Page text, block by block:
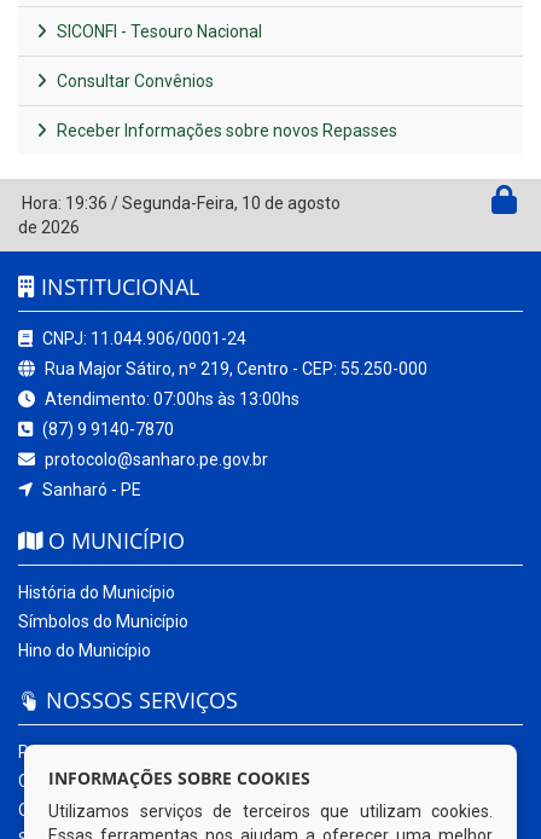
SICONFI - Tesouro Nacional
Consultar Convênios
Receber Informações sobre novos Repasses
Hora: 19:36 /Segunda-Feira, 10 de agosto
de 2026
INSTITUCIONAL
CNPJ: 11.044.906/0001-24
Rua Major Sátiro, nº 219, Centro - CEP: 55.250-000
Atendimento: 07:00hs às 13:00hs
(87) 9 9140-7870
protocolo@sanharo.pe.gov.br
Sanharó - PE
O MUNICÍPIO
História do Município
Símbolos do Município
Hino do Município
NOSSOS SERVIÇOS
Portal da Transparência
Carta de Serviços ao Usuário
Ouvidoria Municipal
INFORMAÇÕES SOBRE COOKIES
Utilizamos serviços de terceiros que utilizam cookies.